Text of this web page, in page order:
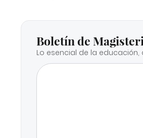
Boletín de
Lo esencial de la